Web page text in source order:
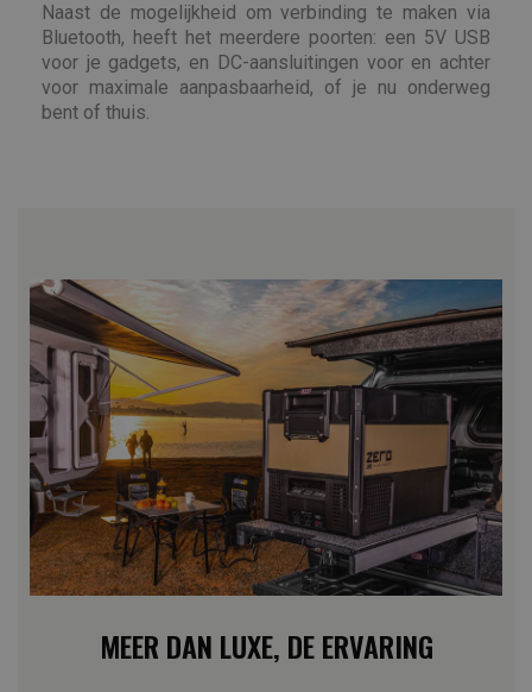
Naast de mogelijkheid om verbinding te maken via
Bluetooth, heeft het meerdere poorten: een 5V USB
voor je gadgets, en DC-aansluitingen voor en achter
voor maximale aanpasbaarheid, of je nu onderweg
bent of thuis.
MEER DAN LUXE, DE ERVARING